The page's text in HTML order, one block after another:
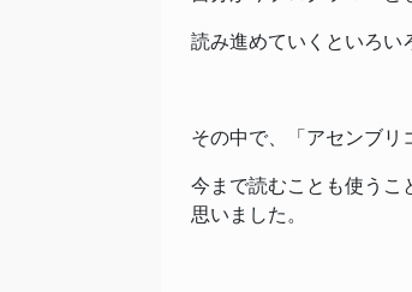
読み進めていくといろい
その中で、「アセンブリ
今まで読むことも使うこ
思いました。